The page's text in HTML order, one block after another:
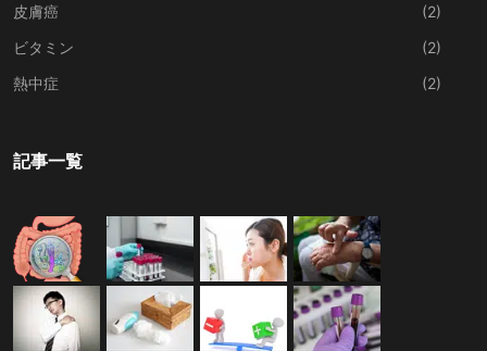
皮膚癌
(2)
ビタミン
(2)
熱中症
(2)
記事一覧